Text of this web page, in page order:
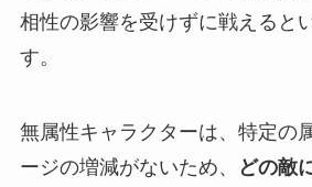
相性の影響を受けずに戦えると
す。
無属性キャラクターは、特定の
ージの増減がないため、
どの敵